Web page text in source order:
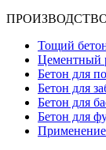
Тощий
Цементный
Бетон для
Бетон для
Бетон для
Бетон для
Применение